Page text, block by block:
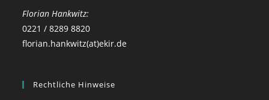
Florian Hankwitz:
0221 / 8289 8820
florian.hankwitz(at)ekir.de
Rechtliche Hinweise